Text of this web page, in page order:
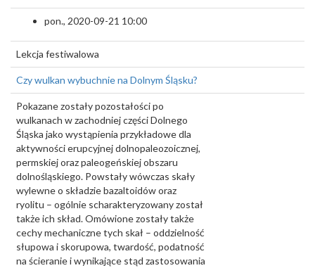
pon., 2020-09-21 10:00
Lekcja festiwalowa
Czy wulkan wybuchnie na Dolnym Śląsku?
Pokazane zostały pozostałości po
wulkanach w zachodniej części Dolnego
Śląska jako wystąpienia przykładowe dla
aktywności erupcyjnej dolnopaleozoicznej,
permskiej oraz paleogeńskiej obszaru
dolnośląskiego. Powstały wówczas skały
wylewne o składzie bazaltoidów oraz
ryolitu – ogólnie scharakteryzowany został
także ich skład. Omówione zostały także
cechy mechaniczne tych skał – oddzielność
słupowa i skorupowa, twardość, podatność
na ścieranie i wynikające stąd zastosowania